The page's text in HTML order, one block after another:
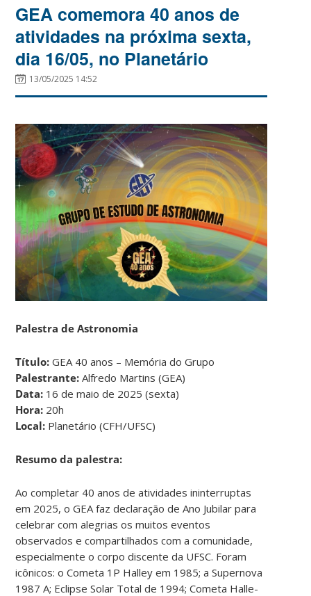
GEA comemora 40 anos de
atividades na próxima sexta,
dia 16/05, no Planetário
13/05/2025 14:52
Palestra de Astronomia
Título: GEA 40 anos – Memória do Grupo
Palestrante: Alfredo Martins (GEA)
Data: 16 de maio de 2025 (sexta)
Hora: 20h
Local: Planetário (CFH/UFSC)
Resumo da palestra:
Ao completar 40 anos de atividades ininterruptas
em 2025, o GEA faz declaração de Ano Jubilar para
celebrar com alegrias os muitos eventos
observados e compartilhados com a comunidade,
especialmente o corpo discente da UFSC. Foram
icônicos: o Cometa 1P Halley em 1985; a Supernova
1987 A; Eclipse Solar Total de 1994; Cometa Halle-